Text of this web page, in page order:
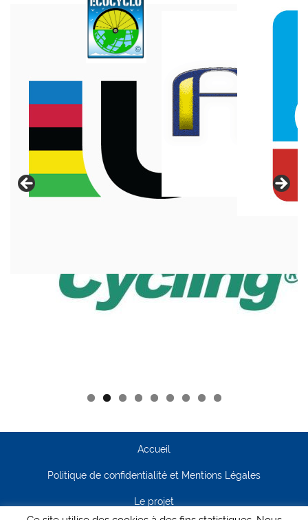
Accueil
Politique de confidentialité et Mentions Légales
Le projet